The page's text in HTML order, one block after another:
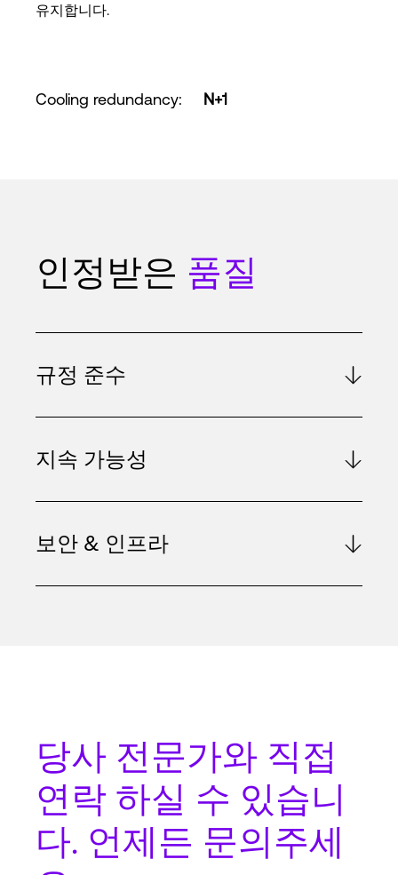
유지합니다.
Cooling redundancy: N+1
인정받은 품질
규정 준수
지속 가능성
보안 & 인프라
당사 전문가와 직접
연락 하실 수 있습니
다. 언제든 문의주세